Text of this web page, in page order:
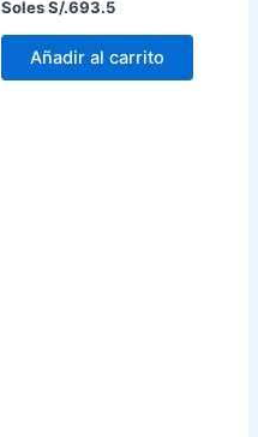
Soles S/.693.5
Añadir al carrito